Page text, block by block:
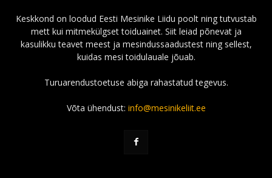
Keskkond on loodud Eesti Mesinike Liidu poolt ning tutvustab
mett kui mitmekülgset toiduainet. Siit leiad põnevat ja
kasulikku teavet meest ja mesindussaadustest ning sellest,
kuidas mesi toidulauale jõuab.
Turuarendustoetuse abiga rahastatud tegevus.
Võta ühendust: info@mesinikeliit.ee